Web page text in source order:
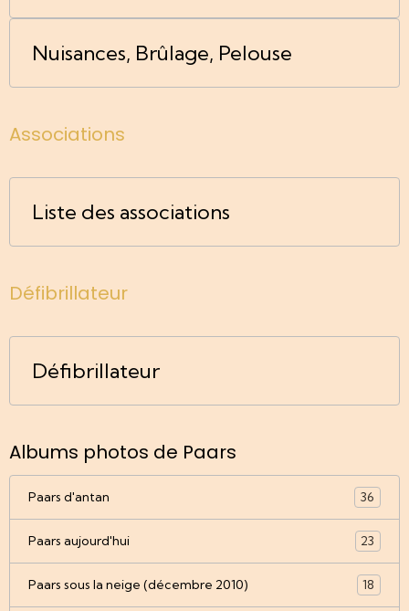
Nuisances, Brûlage, Pelouse
Associations
Liste des associations
Défibrillateur
Défibrillateur
Albums photos de Paars
Paars d'antan 36
Paars aujourd'hui 23
Paars sous la neige (décembre 2010) 18